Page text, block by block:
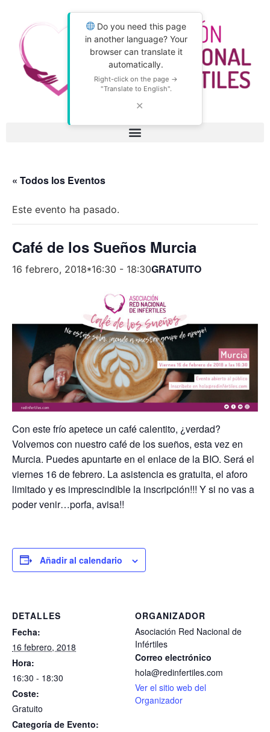
Do you need this page
in another language? Your
browser can translate it
automatically.
Right-click on the page →
"Translate to English".
✕
« Todos los Eventos
Este evento ha pasado.
Café de los Sueños Murcia
16 febrero, 2018*16:30 - 18:30GRATUITO
Con este frío apetece un café calentito, ¿verdad?
Volvemos con nuestro café de los sueños, esta vez en
Murcia. Puedes apuntarte en el enlace de la BIO. Será el
viernes 16 de febrero. La asistencia es gratuita, el aforo
limitado y es imprescindible la inscripción!!! Y si no vas a
poder venir…porfa, avisa!!
Añadir al calendario
DETALLES
Fecha:
16 febrero, 2018
Hora:
16:30 - 18:30
Coste:
Gratuito
Categoría de Evento:
ORGANIZADOR
Asociación Red Nacional de
Infértiles
Correo electrónico
hola@redinfertiles.com
Ver el sitio web del
Organizador